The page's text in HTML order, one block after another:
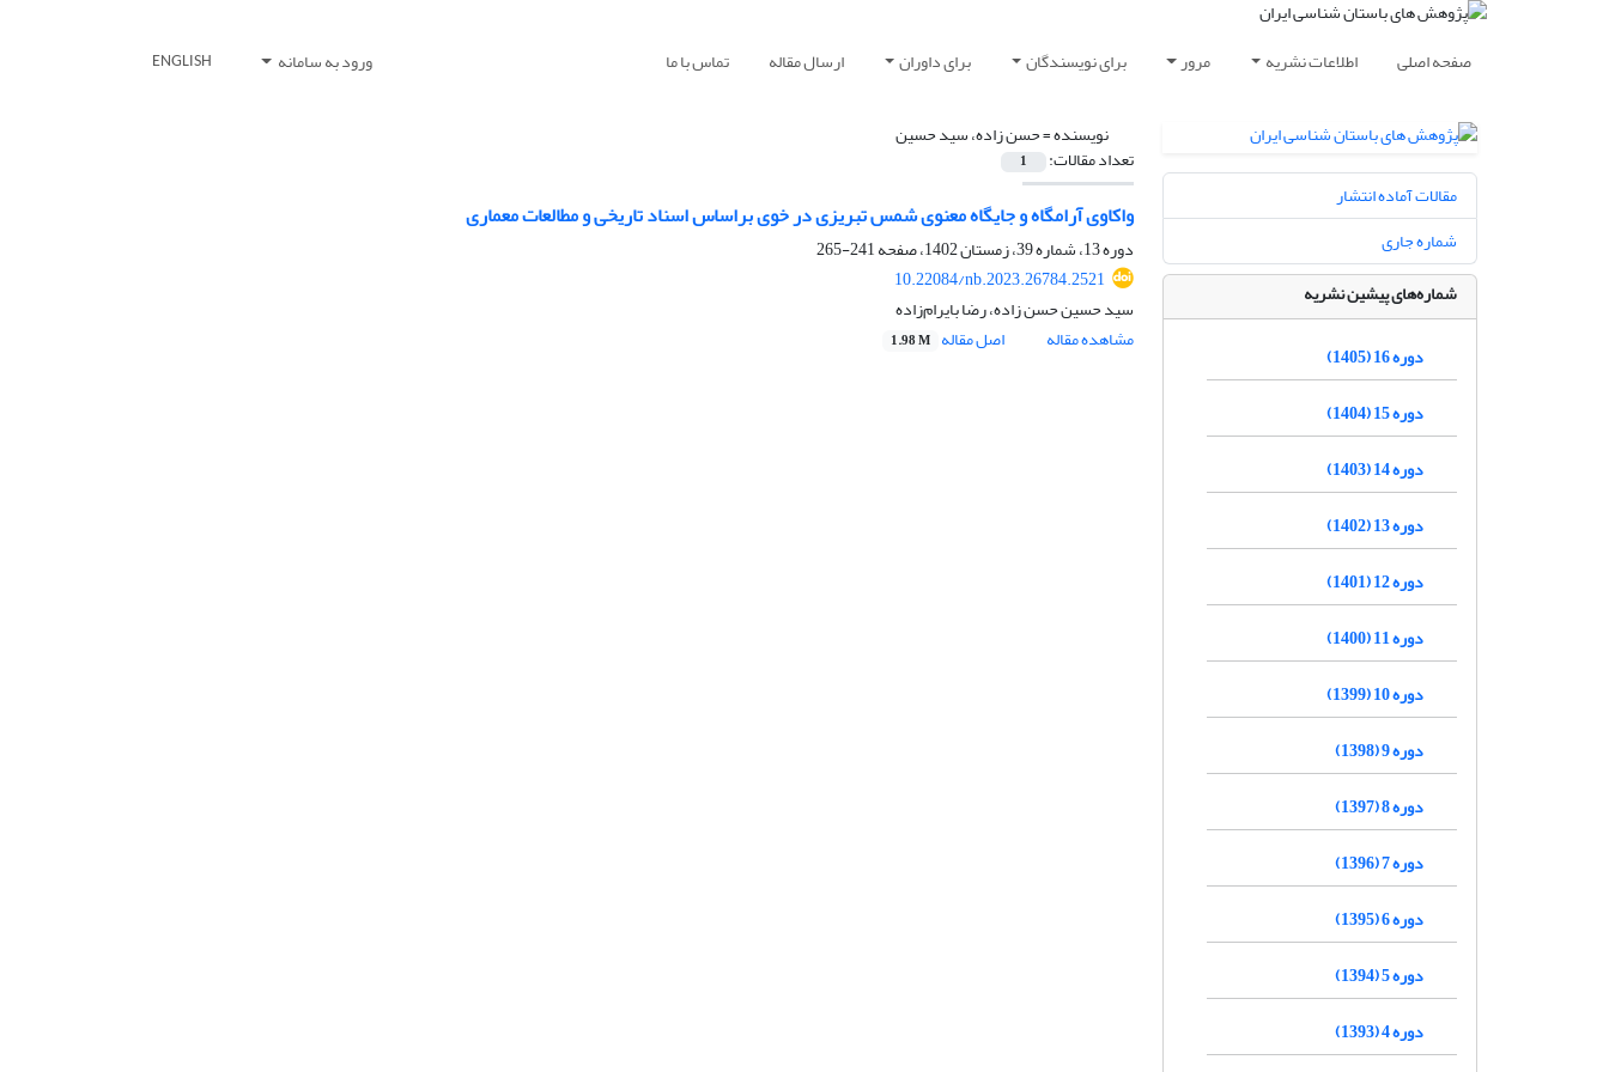
صفحه اصلی اطلاعات نشریه مرور برای نویسندگان برای داوران ارسال مقاله تماس با ما ورود به سامانه ENGLISH
نویسنده =حسن زاده، سید حسین
تعداد مقالات: 1
واکاوی آرامگاه و جایگاه معنوی شمس تبریزی در خوی براساس اسناد تاریخی و مطالعات معماری
دوره 13، شماره 39، زمستان 1402، صفحه
241-265
10.22084/nb.2023.26784.2521
سید حسین حسن زاده، رضا بایرام‌زاده
مشاهده مقاله
اصل مقاله 1.98 M
مقالات آماده انتشار
شماره جاری
شماره‌های پیشین نشریه
دوره 16 (1405)
دوره 15 (1404)
دوره 14 (1403)
دوره 13 (1402)
دوره 12 (1401)
دوره 11 (1400)
دوره 10 (1399)
دوره 9 (1398)
دوره 8 (1397)
دوره 7 (1396)
دوره 6 (1395)
دوره 5 (1394)
دوره 4 (1393)